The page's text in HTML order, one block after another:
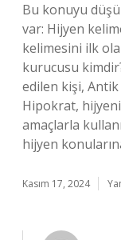
Bu konuyu
var: Hijyen
kelimesini ilk
kurucusu
edilen kişi, Antik
Hipokrat,
amaçlarla
hijyen
Kasım 17, 2024